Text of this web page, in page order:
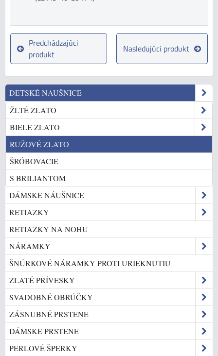
Predchádzajúci
produkt
Nasledujúci produkt
DETSKÉ NAUŠNICE
ŽLTÉ ZLATO
BIELE ZLATO
RUŽOVÉ ZLATO
ŠRÓBOVACIE
S BRILIANTOM
DÁMSKE NÁUŠNICE
RETIAZKY
RETIAZKY NA NOHU
NÁRAMKY
ŠNÚRKOVÉ NÁRAMKY PROTI URIEKNUTIU
ZLATÉ PRÍVESKY
SVADOBNÉ OBRÚČKY
ZÁSNUBNÉ PRSTENE
DÁMSKE PRSTENE
PERLOVÉ ŠPERKY